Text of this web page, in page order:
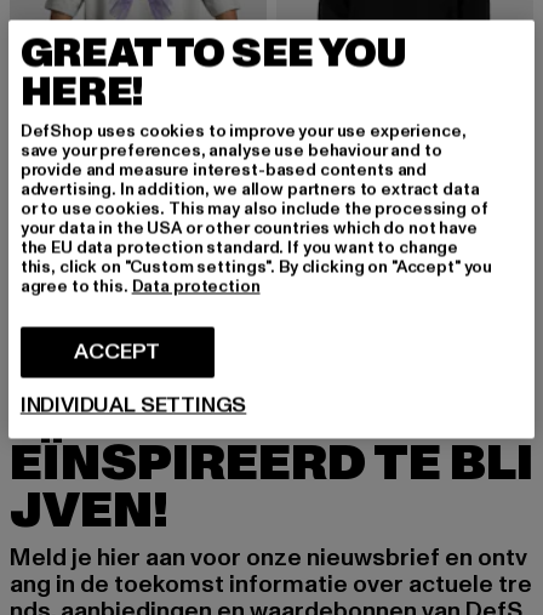
MJ GONZALES
Ladies Metamorphose V2 x Heavy Oversized
EUR 20,00
Huidige prijs: EUR 20,00
EUR 49,99Actieprijs: EUR 49,99
MJ GONZALES
EUR 51,19
Huidige prijs: EUR 51,19
EUR 79,99Actieprijs: EUR
MELD JE AAN OM G
EÏNSPIREERD TE BLI
JVEN!
Meld je hier aan voor onze nieuwsbrief en ontv
ang in de toekomst informatie over actuele tre
GREAT TO SEE YOU
HERE!
DefShop uses cookies to improve your use experience,
save your preferences, analyse use behaviour and to
provide and measure interest-based contents and
advertising. In addition, we allow partners to extract data
or to use cookies. This may also include the processing of
your data in the USA or other countries which do not have
the EU data protection standard. If you want to change
this, click on "Custom settings". By clicking on "Accept" you
agree to this. Data protection
ACCEPT
INDIVIDUAL SETTINGS